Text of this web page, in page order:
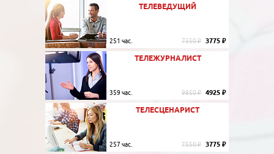
ТЕЛЕВЕДУЩИЙ
251 час. 7550 ₽ 3775 ₽
ТЕЛЕЖУРНАЛИСТ
359 час. 9850 ₽ 4925 ₽
ТЕЛЕСЦЕНАРИСТ
257 час. 7550 ₽ 3775 ₽